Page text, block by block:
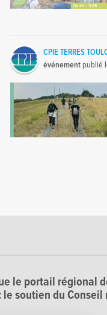
CPIE TERRES
événement publié
le portail régional
le soutien du